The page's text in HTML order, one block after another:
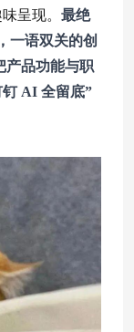
呈现。
最绝
一语双关的创
产品功能与职
AI 全留底”